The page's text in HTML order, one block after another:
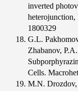
inverted
heterojunction,
1800329
G.L.
Zhabanov,
Cells.
M.N.